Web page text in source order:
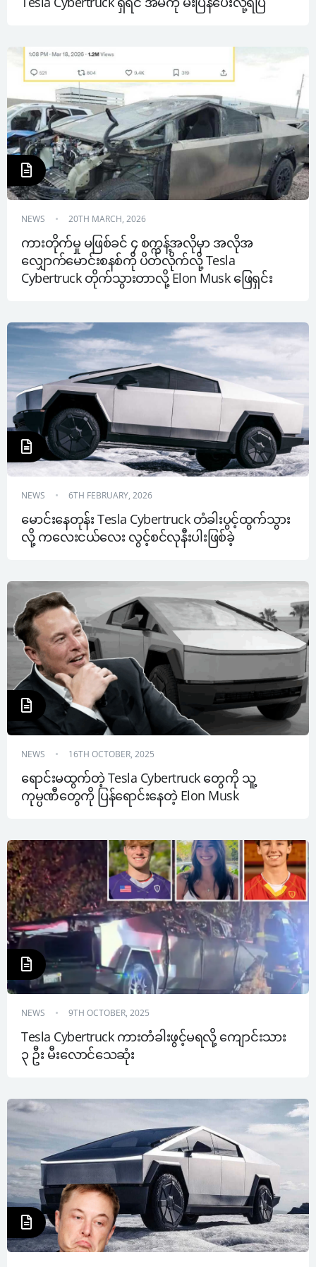
NEWS 20TH MARCH, 2026
ကားတိုက်မှု မဖြစ်ခင် ၄ စက္ကန့်အလိုမှာ အလိုအ
လျှောက်မောင်းစနစ်ကို ပိတ်လိုက်လို့ Tesla
Cybertruck တိုက်သွားတာလို့ Elon Musk ဖြေရှင်း
NEWS 6TH FEBRUARY, 2026
မောင်းနေတုန်း Tesla Cybertruck တံခါးပွင့်ထွက်သွား
လို့ ကလေးငယ်လေး လွင့်စင်လုနီးပါးဖြစ်ခဲ့
NEWS 16TH OCTOBER, 2025
ရောင်းမထွက်တဲ့ Tesla Cybertruck တွေကို သူ့
ကုမ္ပဏီတွေကို ပြန်ရောင်းနေတဲ့ Elon Musk
NEWS 9TH OCTOBER, 2025
Tesla Cybertruck ကားတံခါးဖွင့်မရလို့ ကျောင်းသား
၃ ဦး မီးလောင်သေဆုံး